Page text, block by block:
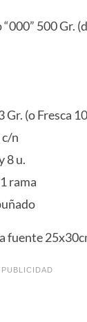
500 Gr.
Gr. (o Fresca
n
8 u.
rama
fuente
PUBLICIDAD